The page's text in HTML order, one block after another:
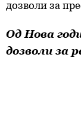
дозволи за
Од Нова
дозволи за